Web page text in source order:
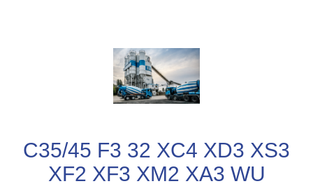
C35/45 F3 32 XC4 XD3 XS3
XF2 XF3 XM2 XA3 WU